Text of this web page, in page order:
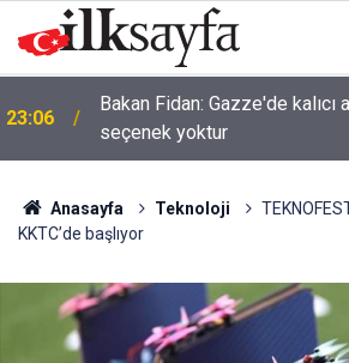
23:06
Bakan Fidan: Gazze'de kalıcı
seçenek yoktur
Anasayfa Teknoloji
KKTC’de başlıyor